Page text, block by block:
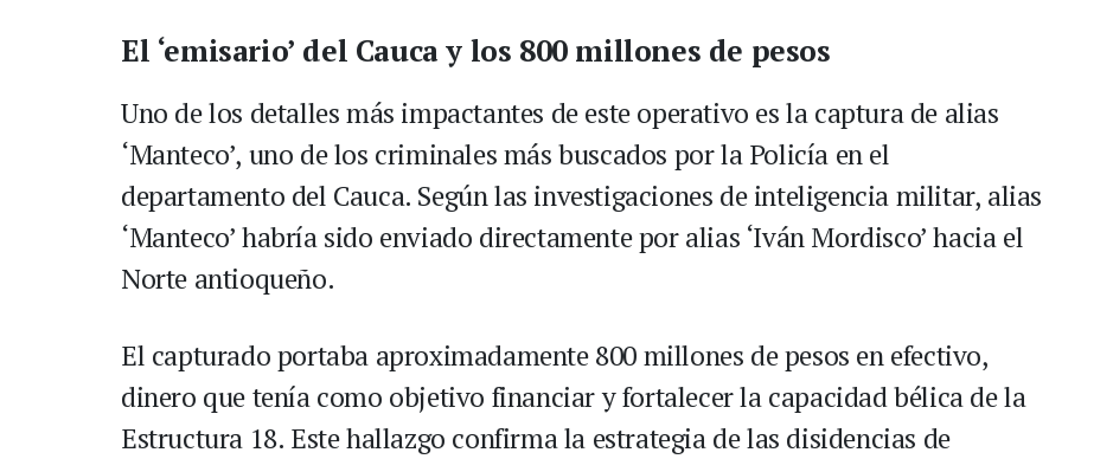
El ‘emisario’ del Cauca y los 800 millones de pesos
Uno de los detalles más impactantes de este operativo es la captura de alias
‘Manteco’, uno de los criminales más buscados por la Policía en el
departamento del Cauca. Según las investigaciones de inteligencia militar, alias
‘Manteco’ habría sido enviado directamente por alias ‘Iván Mordisco’ hacia el
Norte antioqueño.
El capturado portaba aproximadamente 800 millones de pesos en efectivo,
dinero que tenía como objetivo financiar y fortalecer la capacidad bélica de la
Estructura 18. Este hallazgo confirma la estrategia de las disidencias de